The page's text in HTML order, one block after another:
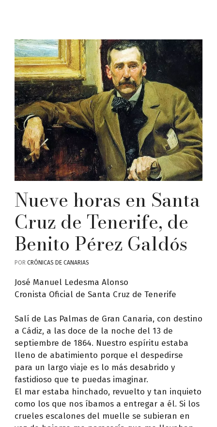
Nueve horas en Santa
Cruz de Tenerife, de
Benito Pérez Galdós
POR CRÓNICAS DE CANARIAS
José Manuel Ledesma Alonso
Cronista Oficial de Santa Cruz de Tenerife
Salí de Las Palmas de Gran Canaria, con destino
a Cádiz, a las doce de la noche del 13 de
septiembre de 1864. Nuestro espíritu estaba
lleno de abatimiento porque el despedirse
para un largo viaje es lo más desabrido y
fastidioso que te puedas imaginar.
El mar estaba hinchado, revuelto y tan inquieto
como los que nos íbamos a entregar a él. Si los
crueles escalones del muelle se subieran en